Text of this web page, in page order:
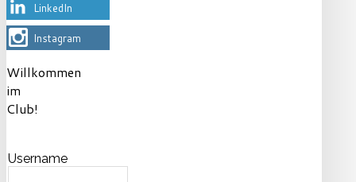
LinkedIn
Instagram
Willkommen
im
Club!
Username